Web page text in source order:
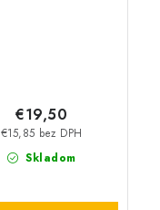
Skladom
€15,85 bez DPH
€19,50